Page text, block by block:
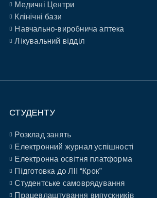
Медичні Центри
Клінічні бази
Навчально-виробнича аптека
Лікувальний відділ
СТУДЕНТУ
Розклад занять
Електронний журнал успішності
Електронна освітня платформа
Підготовка до ЛІІ “Крок”
Студентське самоврядування
Працевлаштування випускників